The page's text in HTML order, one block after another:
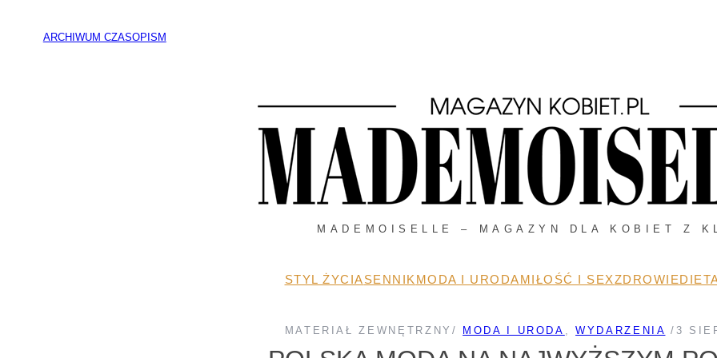
ARCHIWUM CZASOPISM
MADEMOISELLE – MAGAZYN DLA KOBIET Z
STYL ŻYCIASENNIK MODA I URODAMIŁOŚĆ I SEXZDROWIE
MATERIAŁ ZEWNĘTRZNY / MODA I URODA , WYDARZENIA / 3